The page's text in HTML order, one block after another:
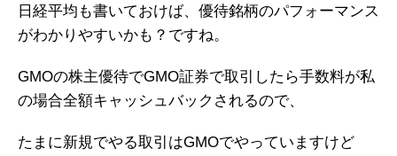
日経平均も書いておけば、優待銘柄のパフォーマンス
がわかりやすいかも？ですね。
GMOの株主優待でGMO証券で取引したら手数料が私
の場合全額キャッシュバックされるので、
たまに新規でやる取引はGMOでやっていますけど